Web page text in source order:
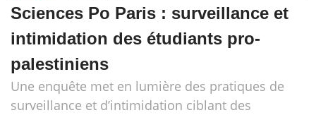
Sciences Po Paris : surveillance et
intimidation des étudiants pro-
palestiniens
Une enquête met en lumière des pratiques de
surveillance et d’intimidation ciblant des